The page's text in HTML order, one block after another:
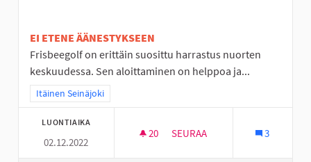
EI ETENE ÄÄNESTYKSEEN
Frisbeegolf on erittäin suosittu harrastus nuorten
keskuudessa. Sen aloittaminen on helppoa ja...
Rajaa tulokset teeman mukaan: Itäinen Seinäjoki
Itäinen Seinäjoki
LUONTIAIKA
02.12.2022
20 20 SEURAAJAA
SEURAA 3